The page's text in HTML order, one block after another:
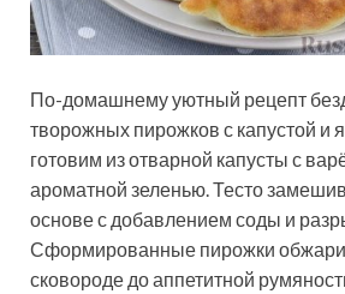
По-домашнему уютный рецепт
творожных пирожков с капустой и
готовим из отварной капусты с
ароматной зеленью. Тесто
основе с добавлением соды и
Сформированные пирожки
сковороде до аппетитной